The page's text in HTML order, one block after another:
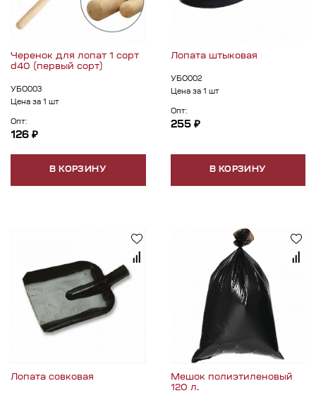
Черенок для лопат 1 сорт
d40 (первый сорт)
УБО003
Цена за 1 шт
Опт:
126 ₽
В КОРЗИНУ
Лопата штыковая
УБО002
Цена за 1 шт
Опт:
255 ₽
В КОРЗИНУ
Лопата совковая
Мешок полиэтиленовый
120 л.